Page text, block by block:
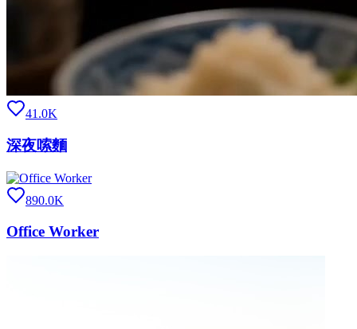
41.0K
深夜嗦麵
890.0K
Office Worker